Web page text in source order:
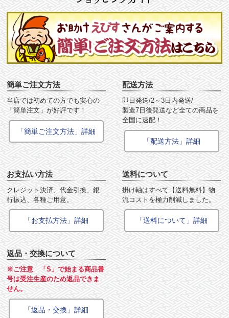
簡単ご注文方法
当店では初めての方でも安心の
「簡単注文」が好評です！
「簡単ご注文方法」詳細
配送方法
即日発送/2～3日内発送/
製造7日後発送など全ての商品を
全国に速配！
「配送方法」詳細
お支払い方法
クレジット決済、代金引換、銀
行振込、各種ご用意。
「お支払方法」詳細
送料について
掛け軸はすべて【送料無料】物
流コストを極力削減しました。
「送料について」詳細
返品・交換について
※ご注意 「S」で始まる商品番
号は受注生産のため返品できま
せん。
「返品・交換」詳細